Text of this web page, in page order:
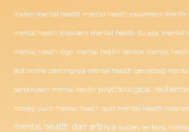
materi mental health mental health awareness month
mental health disorders mental health itu apa mental
mental health logo mental health service mental
test online pentingnya mental health penyebab
pertanyaan mental health psychological resilience
money puisi mental health quiz mental health
mental health dan artinya quotes tentang